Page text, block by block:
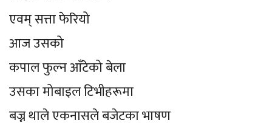
एवम् सत्ता फेरियो
आज उसको
कपाल फुल्न आँटेको बेला
उसका मोबाइल टिभीहरूमा
बज्न थाले एकनासले बजेटका भाषण